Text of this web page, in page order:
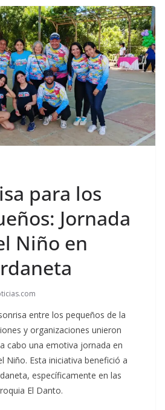
para los
Jornada
Niño en
entre los pequeños de la
y organizaciones unieron
cabo una emotiva jornada en
Niño. Esta iniciativa benefició a
específicamente en las
El Danto.